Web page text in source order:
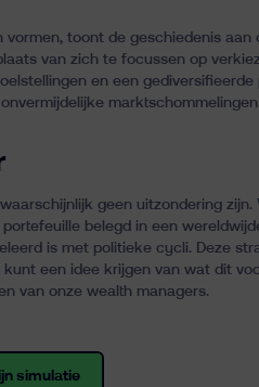
toont de geschiedenis
van zich te focussen op
en een gediversifieerde
marktschommelingen.
geen uitzondering
belegd in een
is met politieke cycli. Deze
een idee krijgen van wat dit
van onze wealth managers.
simulatie